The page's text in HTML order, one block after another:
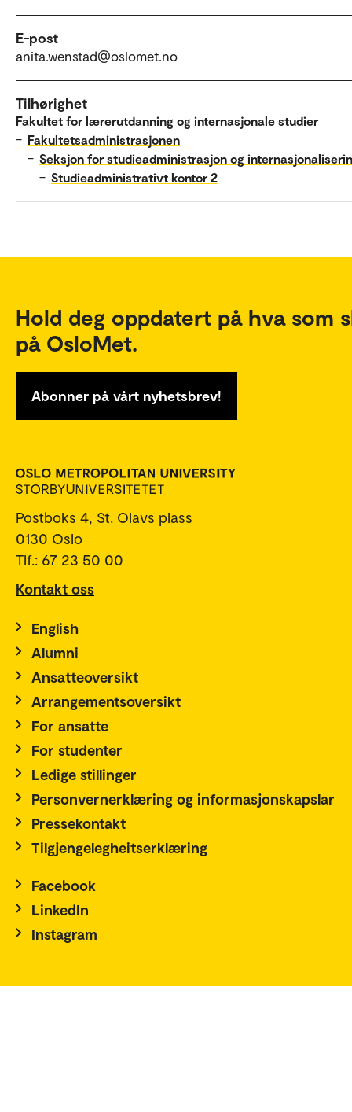
E-post
anita.wenstad@oslomet.no
Tilhørighet
Fakultet for lærerutdanning og internasjonale studier
– Fakultetsadministrasjonen
– Seksjon for studieadministrasjon og
– Studieadministrativt kontor 2
Hold deg oppdatert på hva som
på OsloMet.
Abonner på vårt nyhetsbrev!
Postboks 4, St. Olavs plass
0130 Oslo
Tlf.: 67 23 50 00
Kontakt oss
English
Alumni
Ansatteoversikt
Arrangementsoversikt
For ansatte
For studenter
Ledige stillinger
Personvernerklæring og informasjonskapslar
Pressekontakt
Tilgjengelegheitserklæring
Facebook
LinkedIn
Instagram